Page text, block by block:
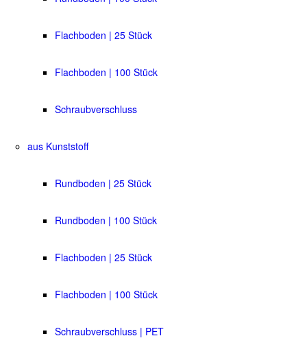
Flachboden | 25 Stück
Flachboden | 100 Stück
Schraubverschluss
aus Kunststoff
Rundboden | 25 Stück
Rundboden | 100 Stück
Flachboden | 25 Stück
Flachboden | 100 Stück
Schraubverschluss | PET